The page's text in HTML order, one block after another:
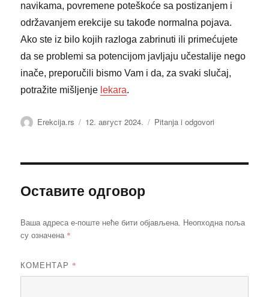
navikama, povremene poteškoće sa postizanjem i
održavanjem erekcije su takođe normalna pojava.
Ako ste iz bilo kojih razloga zabrinuti ili primećujete
da se problemi sa potencijom javljaju učestalije nego
inače, preporučili bismo Vam i da, za svaki slučaj,
potražite mišljenje lekara.
Аутор
Erekcija.rs Објављено
12. август 2024. Категорије
Pitanja i odgovori
Оставите одговор
Ваша адреса е-поште неће бити објављена. Неопходна поља
су означена *
КОМЕНТАР *